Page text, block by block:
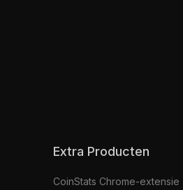
Extra Producten
CoinStats Chrome-extensie